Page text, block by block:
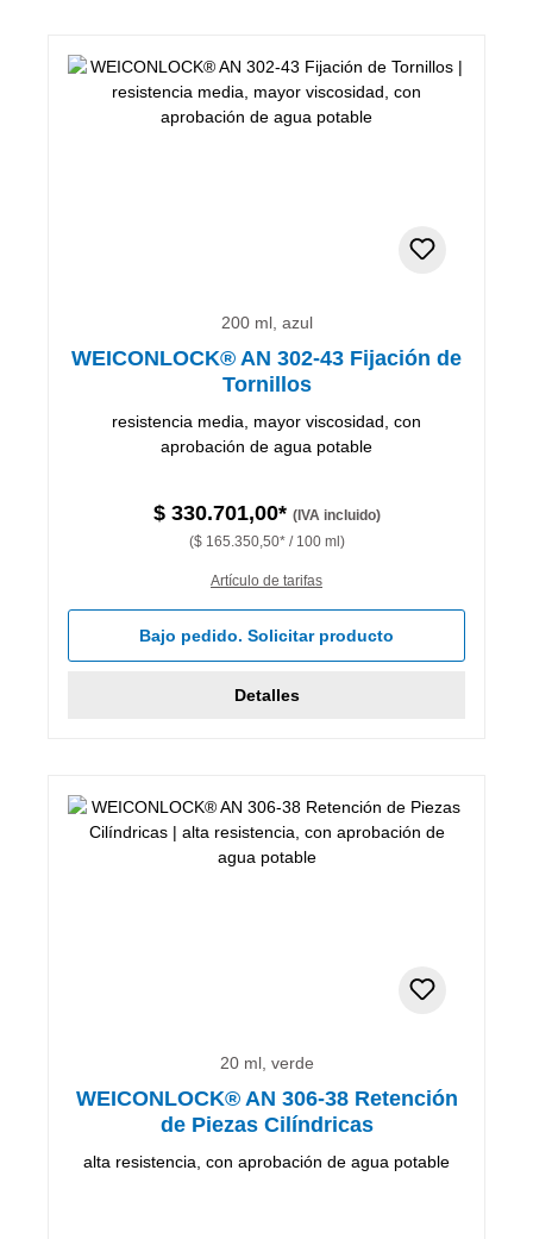
200 ml, azul
WEICONLOCK® AN 302-43 Fijación de
Tornillos
resistencia media, mayor viscosidad, con
aprobación de agua potable
$ 330.701,00* (IVA incluido)
($ 165.350,50* / 100 ml)
Artículo de tarifas
Bajo pedido. Solicitar producto
Detalles
20 ml, verde
WEICONLOCK® AN 306-38 Retención
de Piezas Cilíndricas
alta resistencia, con aprobación de agua potable